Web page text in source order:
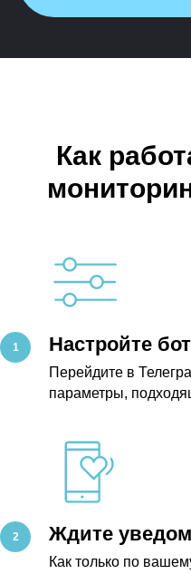
Как
Настройте
Перейдите в
параметры,
Ждите
Как только по